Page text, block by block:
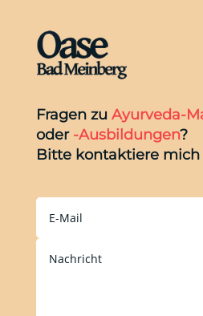
Fragen zu Ayurveda-
oder -Ausbildungen?
Bitte kontaktiere mich